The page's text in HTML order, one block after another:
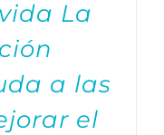
La
a las
el